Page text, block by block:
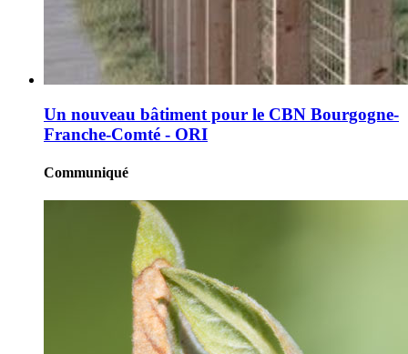
Un nouveau bâtiment pour le CBN Bourgogne-
Franche-Comté - ORI
Communiqué